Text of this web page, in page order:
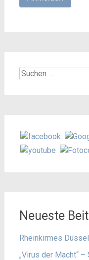
Suchen
Neueste
Rheinkirmes
„Virus der Macht“